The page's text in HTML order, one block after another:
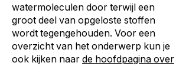
watermoleculen door terwijl een
groot deel van opgeloste stoffen
wordt tegengehouden. Voor een
overzicht van het onderwerp kun je
ook kijken naar de hoofdpagina over